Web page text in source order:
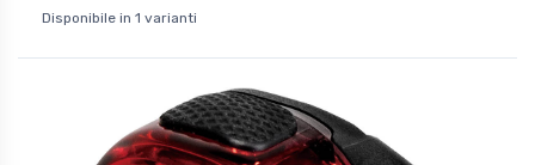
Disponibile in 1 varianti